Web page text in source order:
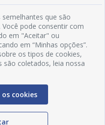
que são
pode consentir com
em "Aceitar" ou
em “Minhas opções”.
os tipos de cookies,
são coletados, leia nossa
cookies